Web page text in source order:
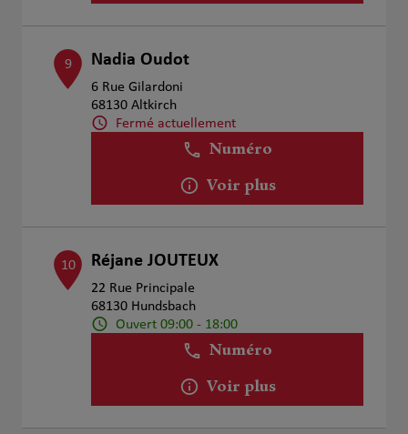
9 Nadia Oudot
6 Rue Gilardoni
68130 Altkirch
Fermé actuellement
Numéro
Voir plus
10 Réjane JOUTEUX
22 Rue Principale
68130 Hundsbach
Ouvert 09:00 - 18:00
Numéro
Voir plus